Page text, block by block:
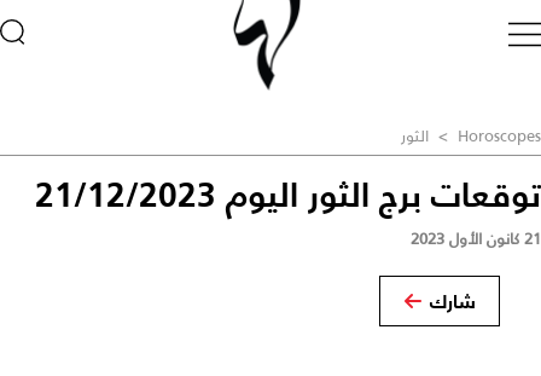
Horoscopes
> الثور
توقعات برج الثور اليوم 21/12/2023
21 كانون الأول 2023
شارك